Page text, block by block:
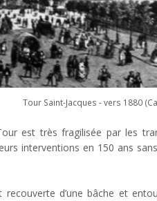
Tour Saint-Jacques - vers 1880
est très fragilisée par les
interventions en 150 ans
recouverte d’une bâche et